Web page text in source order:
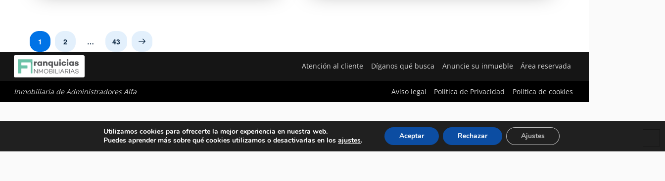
1 2 … 43 Next
Atención al cliente Díganos qué busca Anuncie su inmueble Área reservada
Inmobiliaria de Administradores Alfa Aviso legal Política de Privacidad Política de cookies
Utilizamos cookies para ofrecerte la mejor experiencia en nuestra web.
Puedes aprender más sobre qué cookies utilizamos o desactivarlas en losajustes. Aceptar Rechazar Ajustes